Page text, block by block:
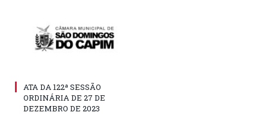
ATA DA 122ª SESSÃO
ORDINÁRIA DE 27 DE
DEZEMBRO DE 2023